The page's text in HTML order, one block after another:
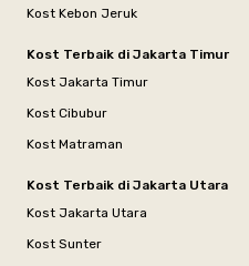
Kost Kebon Jeruk
Kost Terbaik di Jakarta Timur
Kost Jakarta Timur
Kost Cibubur
Kost Matraman
Kost Terbaik di Jakarta Utara
Kost Jakarta Utara
Kost Sunter